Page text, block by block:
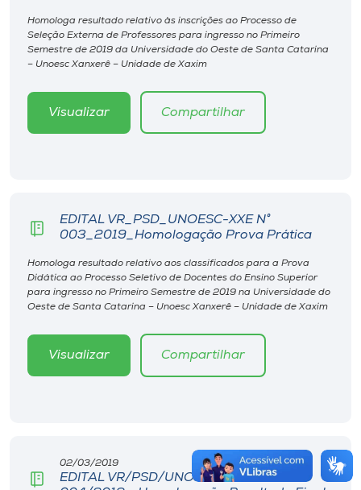
Homologa resultado relativo às inscrições ao Processo de
Seleção Externa de Professores para ingresso no Primeiro
Semestre de 2019 da Universidade do Oeste de Santa Catarina
– Unoesc Xanxerê – Unidade de Xaxim
Visualizar Compartilhar
EDITAL VR_PSD_UNOESC-XXE N°
003_2019_Homologação Prova Prática
Homologa resultado relativo aos classificados para a Prova
Didática ao Processo Seletivo de Docentes do Ensino Superior
para ingresso no Primeiro Semestre de 2019 na Universidade do
Oeste de Santa Catarina – Unoesc Xanxerê – Unidade de Xaxim
Visualizar Compartilhar
02/03/2019
EDITAL VR/PSD/UNOESC-XXÊ Nº